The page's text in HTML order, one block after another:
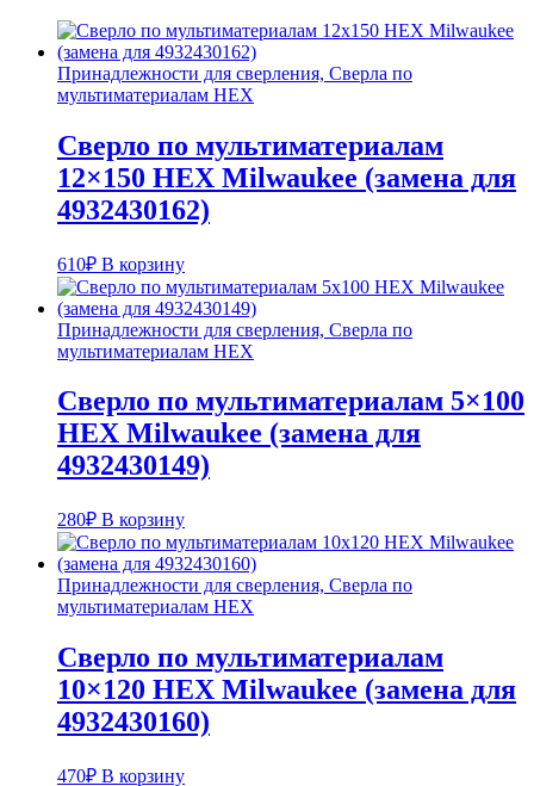
Принадлежности для сверления, Сверла по
мультиматериалам HEX
Сверло по мультиматериалам
12×150 HEX Milwaukee (замена для
4932430162)
610₽ В корзину
Принадлежности для сверления, Сверла по
мультиматериалам HEX
Сверло по мультиматериалам 5×100
HEX Milwaukee (замена для
4932430149)
280₽ В корзину
Принадлежности для сверления, Сверла по
мультиматериалам HEX
Сверло по мультиматериалам
10×120 HEX Milwaukee (замена для
4932430160)
470₽ В корзину